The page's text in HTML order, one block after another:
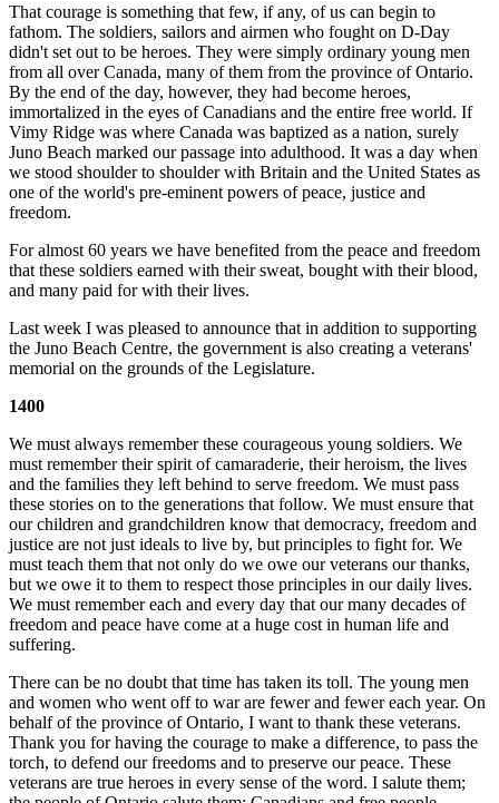
That courage is something that few, if any, of us can begin to
fathom. The soldiers, sailors and airmen who fought on D-Day
didn't set out to be heroes. They were simply ordinary young men
from all over Canada, many of them from the province of Ontario.
By the end of the day, however, they had become heroes,
immortalized in the eyes of Canadians and the entire free world. If
Vimy Ridge was where Canada was baptized as a nation, surely
Juno Beach marked our passage into adulthood. It was a day when
we stood shoulder to shoulder with Britain and the United States as
one of the world's pre-eminent powers of peace, justice and
freedom.
For almost 60 years we have benefited from the peace and freedom
that these soldiers earned with their sweat, bought with their blood,
and many paid for with their lives.
Last week I was pleased to announce that in addition to supporting
the Juno Beach Centre, the government is also creating a veterans'
memorial on the grounds of the Legislature.
1400
We must always remember these courageous young soldiers. We
must remember their spirit of camaraderie, their heroism, the lives
and the families they left behind to serve freedom. We must pass
these stories on to the generations that follow. We must ensure that
our children and grandchildren know that democracy, freedom and
justice are not just ideals to live by, but principles to fight for. We
must teach them that not only do we owe our veterans our thanks,
but we owe it to them to respect those principles in our daily lives.
We must remember each and every day that our many decades of
freedom and peace have come at a huge cost in human life and
suffering.
There can be no doubt that time has taken its toll. The young men
and women who went off to war are fewer and fewer each year. On
behalf of the province of Ontario, I want to thank these veterans.
Thank you for having the courage to make a difference, to pass the
torch, to defend our freedoms and to preserve our peace. These
veterans are true heroes in every sense of the word. I salute them;